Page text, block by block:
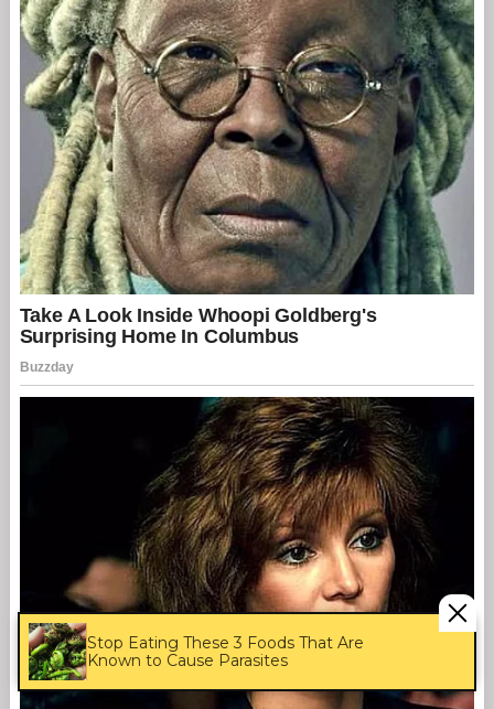
Stop Eating These 3 Foods That Are
Known to Cause Parasites